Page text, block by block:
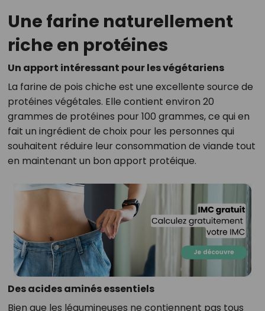
Une farine naturellement
riche en protéines
Un apport intéressant pour les végétariens
La farine de pois chiche est une excellente source de
protéines végétales. Elle contient environ 20
grammes de protéines pour 100 grammes, ce qui en
fait un ingrédient de choix pour les personnes qui
souhaitent réduire leur consommation de viande tout
en maintenant un bon apport protéique.
Des acides aminés essentiels
Bien que les légumineuses ne contiennent pas tous